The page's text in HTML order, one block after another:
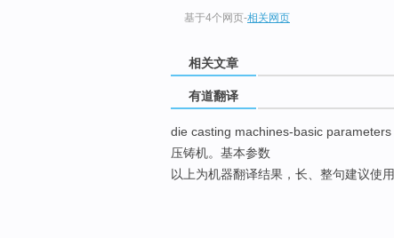
基于4个网页-相关网页
相关文章
有道翻译
die casting machines-basic parameters
压铸机。基本参数
以上为机器翻译结果，长、整句建议使用